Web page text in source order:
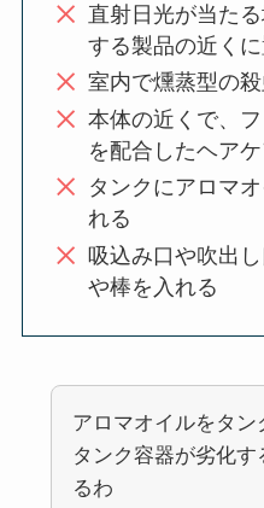
直射日光が当た
する製品の近くに
室内で燻蒸型の
本体の近くで、
を配合したヘア
タンクにアロマ
れる
吸込み口や吹出
や棒を入れる
アロマオイルをタン
タンク容器が劣化す
るわ